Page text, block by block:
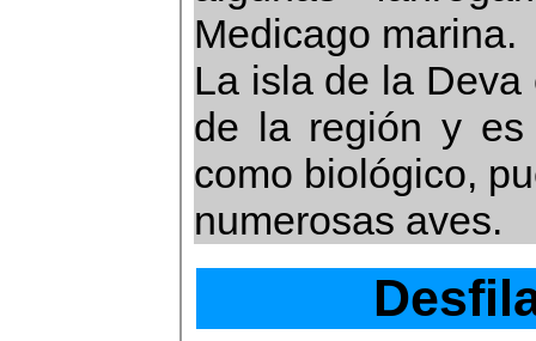
Medicago marina.
La isla de la
de la región y es
como biológico,
numerosas aves.